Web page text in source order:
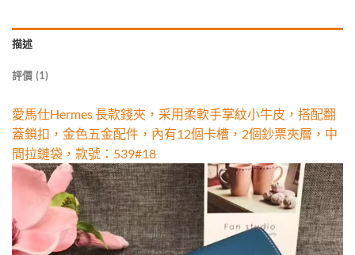
描述
評價 (1)
愛馬仕Hermes 長款錢夾，采用柔軟手掌紋小牛皮，搭配翻
蓋鎖扣，金色五金配件，內有12個卡槽，2個鈔票夾層，中
間拉鏈袋，款號：539#18